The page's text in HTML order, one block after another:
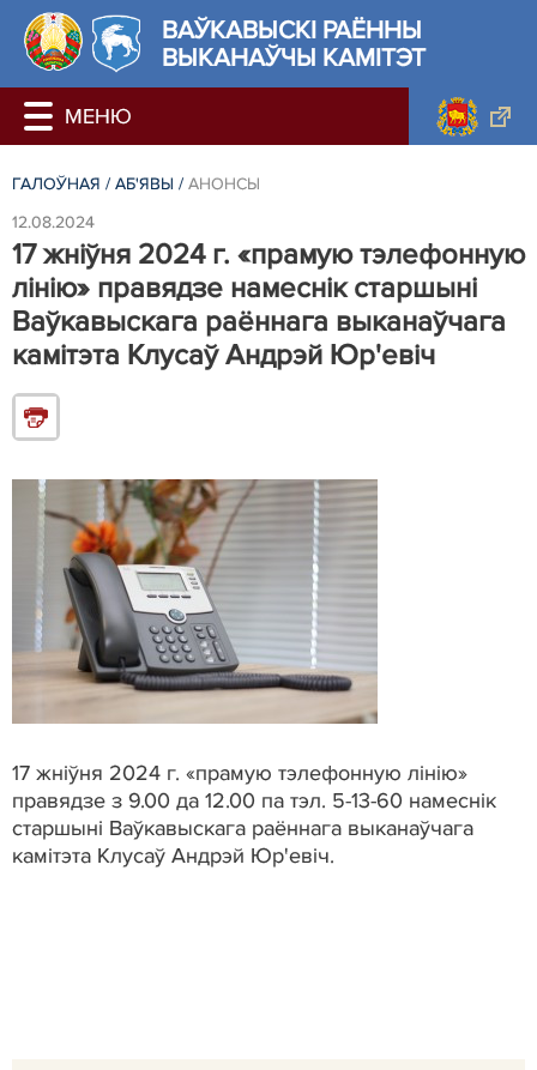
ВАЎКАВЫСКІ РАЁННЫ
ВЫКАНАЎЧЫ КАМІТЭТ
ГАЛОЎНАЯ / АБ'ЯВЫ / АНОНСЫ
12.08.2024
17 жніўня 2024 г. «прамую тэлефонную
лінію» правядзе намеснік старшыні
Ваўкавыскага раённага выканаўчага
камітэта Клусаў Андрэй Юр'евіч
17 жніўня 2024 г. «прамую тэлефонную лінію»
правядзе з 9.00 да 12.00 па тэл. 5-13-60 намеснік
старшыні Ваўкавыскага раённага выканаўчага
камітэта Клусаў Андрэй Юр'евіч.